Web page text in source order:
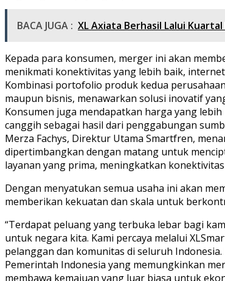
BACA JUGA : XL Axiata Berhasil Lalui
Kepada para konsumen, merger ini akan
menikmati konektivitas yang lebih baik,
Kombinasi portofolio produk kedua
maupun bisnis, menawarkan solusi inovatif
Konsumen juga mendapatkan harga yang
canggih sebagai hasil dari penggabungan
Merza Fachys, Direktur Utama Smartfren,
dipertimbangkan dengan matang untuk
layanan yang prima, meningkatkan
Dengan menyatukan semua usaha ini akan
memberikan kekuatan dan skala untuk
“Terdapat peluang yang terbuka lebar bagi
untuk negara kita. Kami percaya melalui
pelanggan dan komunitas di seluruh
Pemerintah Indonesia yang memungkinkan
membawa kemajuan yang luar biasa untuk